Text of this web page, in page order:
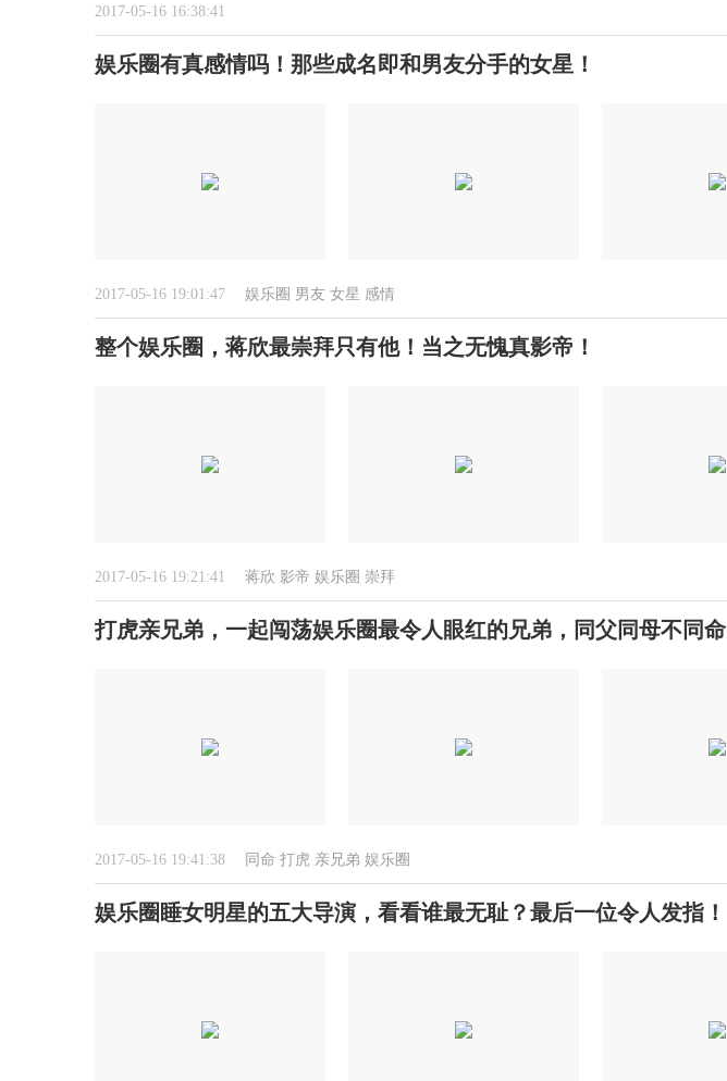
2017-05-16 16:38:41
娱乐圈有真感情吗！那些成名即和男友分手的女星！
2017-05-16 19:01:47 娱乐圈 男友 女星 感情
整个娱乐圈，蒋欣最崇拜只有他！当之无愧真影帝！
2017-05-16 19:21:41 蒋欣 影帝 娱乐圈 崇拜
打虎亲兄弟，一起闯荡娱乐圈最令人眼红的兄弟，同父同母不同命
2017-05-16 19:41:38 同命 打虎 亲兄弟 娱乐圈
娱乐圈睡女明星的五大导演，看看谁最无耻？最后一位令人发指！